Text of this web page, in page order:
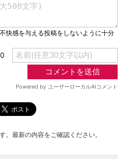
。最新の内容をご確認ください。